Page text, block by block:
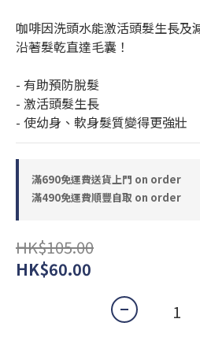
咖啡因洗頭水能激活頭髮生長及
沿著髮乾直達毛囊！
- 有助預防脫髮
- 激活頭髮生長
- 使幼身、軟身髮質變得更強壯
滿690免運費送貨上門 on order
滿490免運費順豐自取 on order
HK$105.00
HK$60.00